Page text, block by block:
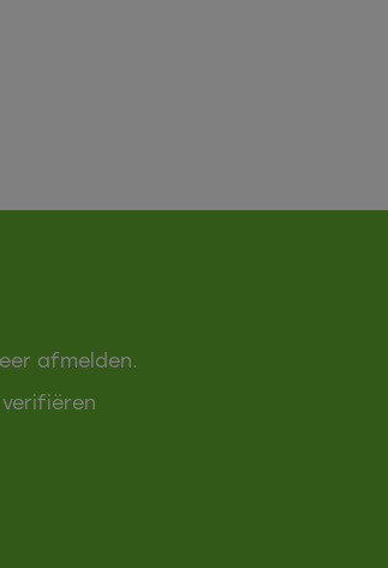
afmelden.